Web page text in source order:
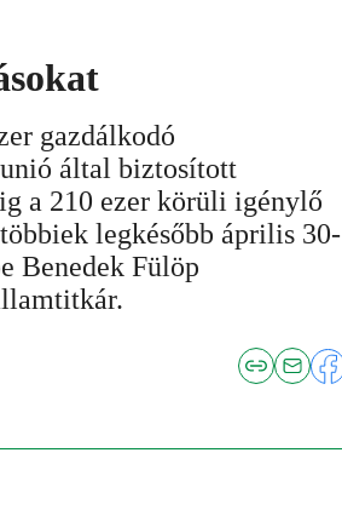
gazdálkodó
által biztosított
a 210 ezer körüli igénylő
legkésőbb április 30-
Benedek Fülöp